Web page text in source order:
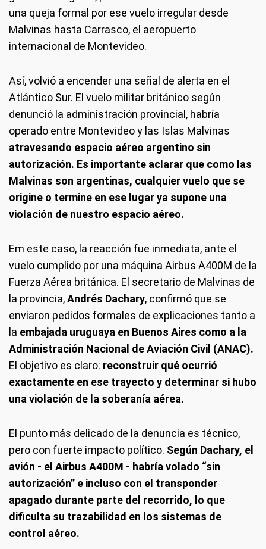
una queja formal por ese vuelo irregular desde
Malvinas hasta Carrasco, el aeropuerto
internacional de Montevideo.
Así, volvió a encender una señal de alerta en el
Atlántico Sur. El vuelo militar británico según
denunció la administración provincial, habría
operado entre Montevideo y las Islas Malvinas
atravesando espacio aéreo argentino sin
autorización. Es importante aclarar que como las
Malvinas son argentinas, cualquier vuelo que se
origine o termine en ese lugar ya supone una
violación de nuestro espacio aéreo.
Em este caso, la reacción fue inmediata, ante el
vuelo cumplido por una máquina Airbus A400M de la
Fuerza Aérea británica. El secretario de Malvinas de
la provincia,Andrés Dachary, confirmó que se
enviaron pedidos formales de explicaciones tanto a
la embajada uruguaya en Buenos Aires como a la
Administración Nacional de Aviación Civil (ANAC).
El objetivo es claro: reconstruir qué ocurrió
exactamente en ese trayecto y determinar si hubo
una violación de la soberanía aérea.
El punto más delicado de la denuncia es técnico,
pero con fuerte impacto político. Según Dachary, el
avión - el Airbus A400M - habría volado “sin
autorización” e incluso con el transponder
apagado durante parte del recorrido, lo que
dificulta su trazabilidad en los sistemas de
control aéreo.